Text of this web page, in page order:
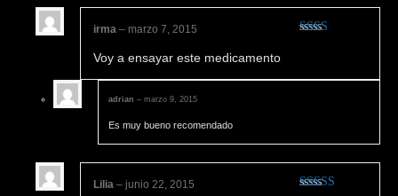
irma – marzo 7, 2015
Voy a ensayar este medicamento
adrian – marzo 9, 2015
Es muy bueno recomendado
Lilia – junio 22, 2015